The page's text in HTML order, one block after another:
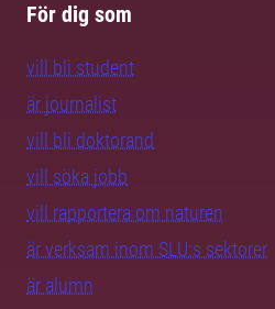
För dig som
vill bli student
är journalist
vill bli doktorand
vill söka jobb
vill rapportera om naturen
är verksam inom SLU:s sektorer
är alumn